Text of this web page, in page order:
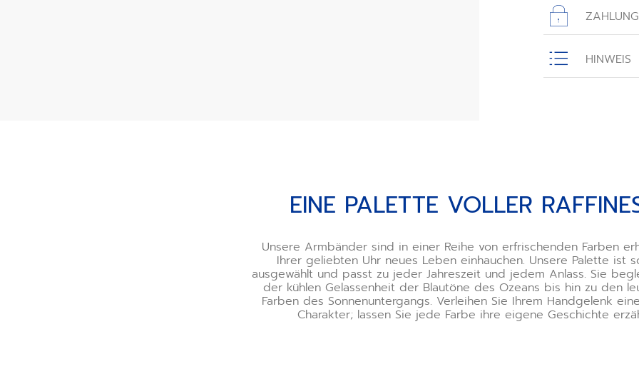
einer
zurückgeschickt
sicher.
HINWEIS
finden Sie
Haftung für
oder Hilfe
Boutiquen.
Werkzeug gerne
Eine Palette voller RaffinesseEINE PALETTE VOLLER
Unsere Armbänder sind in einer Reihe von erfrischenden Farben
Ihrer geliebten Uhr neues Leben einhauchen. Unsere Palette ist
ausgewählt und passt zu jeder Jahreszeit und jedem Anlass. Sie
der kühlen Gelassenheit der Blautöne des Ozeans bis hin zu den
Farben des Sonnenuntergangs. Verleihen Sie Ihrem Handgelenk
Charakter; lassen Sie jede Farbe ihre eigene Geschichte